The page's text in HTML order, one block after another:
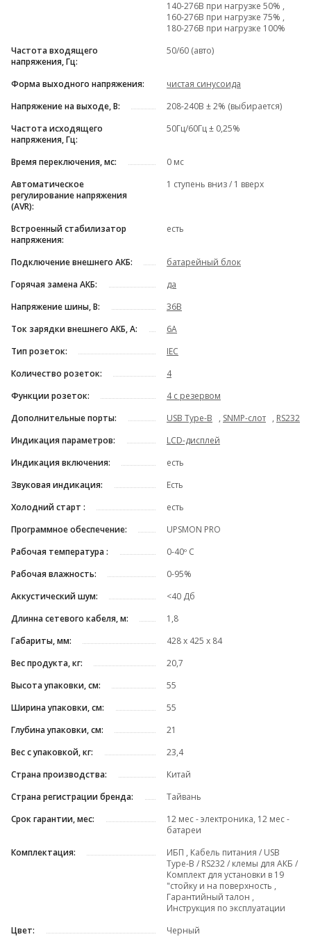
140-276В при нагрузке 50% ,
160-276В при нагрузке 75% ,
180-276В при нагрузке 100%
Частота входящего
напряжения, Гц:
50/60 (авто)
Форма выходного напряжения:
чистая синусоида
Напряжение на выходе, В:
208-240В ± 2% (выбирается)
Частота исходящего
напряжения, Гц:
50Гц/60Гц ± 0,25%
Время переключения, мс:
0 мс
Автоматическое
регулирование напряжения
(AVR):
1 ступень вниз / 1 вверх
Встроенный стабилизатор
напряжения:
есть
Подключение внешнего АКБ:
батарейный блок
Горячая замена АКБ:
да
Напряжение шины, В:
36В
Ток зарядки внешнего АКБ, А:
6A
Тип розеток:
IEC
Количество розеток:
4
Функции розеток:
4 с резервом
Дополнительные порты:
USB Type-B , SNMP-слот , RS232
Индикация параметров:
LCD-дисплей
Индикация включения:
есть
Звуковая индикация:
Есть
Холодний старт :
есть
Программное обеспечение:
UPSMON PRO
Рабочая температура :
0-40º C
Рабочая влажность:
0-95%
Аккустический шум:
<40 Дб
Длинна сетевого кабеля, м:
1,8
Габариты, мм:
428 х 425 х 84
Вес продукта, кг:
20,7
Высота упаковки, см:
55
Ширина упаковки, см:
55
Глубина упаковки, см:
21
Вес с упаковкой, кг:
23,4
Страна производства:
Китай
Страна регистрации бренда:
Тайвань
Срок гарантии, мес:
12 мес - электроника, 12 мес -
батареи
Комплектация:
ИБП , Кабель питания / USB
Type-B / RS232 / клемы для АКБ /
Комплект для установки в 19
"стойку и на поверхность ,
Гарантийный талон ,
Инструкция по эксплуатации
Цвет:
Черный